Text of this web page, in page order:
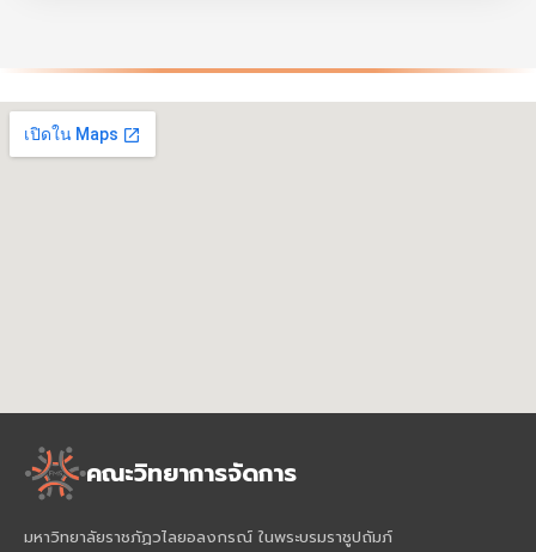
คณะวิทยาการจัดการ
มหาวิทยาลัยราชภัฏวไลยอลงกรณ์ ในพระบรมราชูปถัมภ์